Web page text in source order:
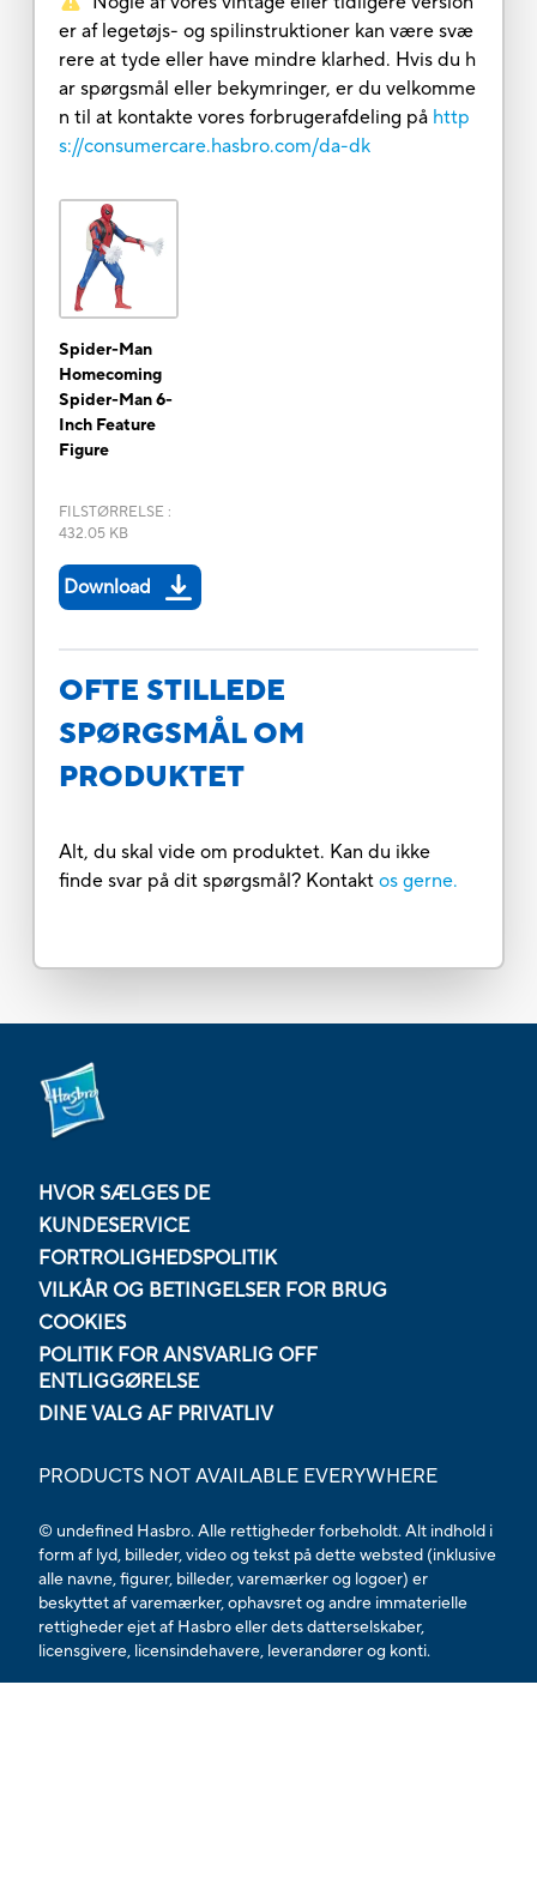
er af legetøjs- og spilinstruktioner kan være svæ
rere at tyde eller have mindre klarhed. Hvis du h
ar spørgsmål eller bekymringer, er du velkomme
n til at kontakte vores forbrugerafdeling på http
s://consumercare.hasbro.com/da-dk
Spider-Man
Homecoming
Spider-Man 6-
Inch Feature
Figure
FILSTØRRELSE :
432.05 KB
Download
OFTE STILLEDE
SPØRGSMÅL OM
PRODUKTET
Alt, du skal vide om produktet. Kan du ikke
finde svar på dit spørgsmål? Kontakt os gerne.
HVOR SÆLGES DE
KUNDESERVICE
FORTROLIGHEDSPOLITIK
VILKÅR OG BETINGELSER FOR BRUG
COOKIES
POLITIK FOR ANSVARLIG OFF
ENTLIGGØRELSE
DINE VALG AF PRIVATLIV
PRODUCTS NOT AVAILABLE EVERYWHERE
© undefined Hasbro. Alle rettigheder forbeholdt. Alt indhold i
form af lyd, billeder, video og tekst på dette websted (inklusive
alle navne, figurer, billeder, varemærker og logoer) er
beskyttet af varemærker, ophavsret og andre immaterielle
rettigheder ejet af Hasbro eller dets datterselskaber,
licensgivere, licensindehavere, leverandører og konti.